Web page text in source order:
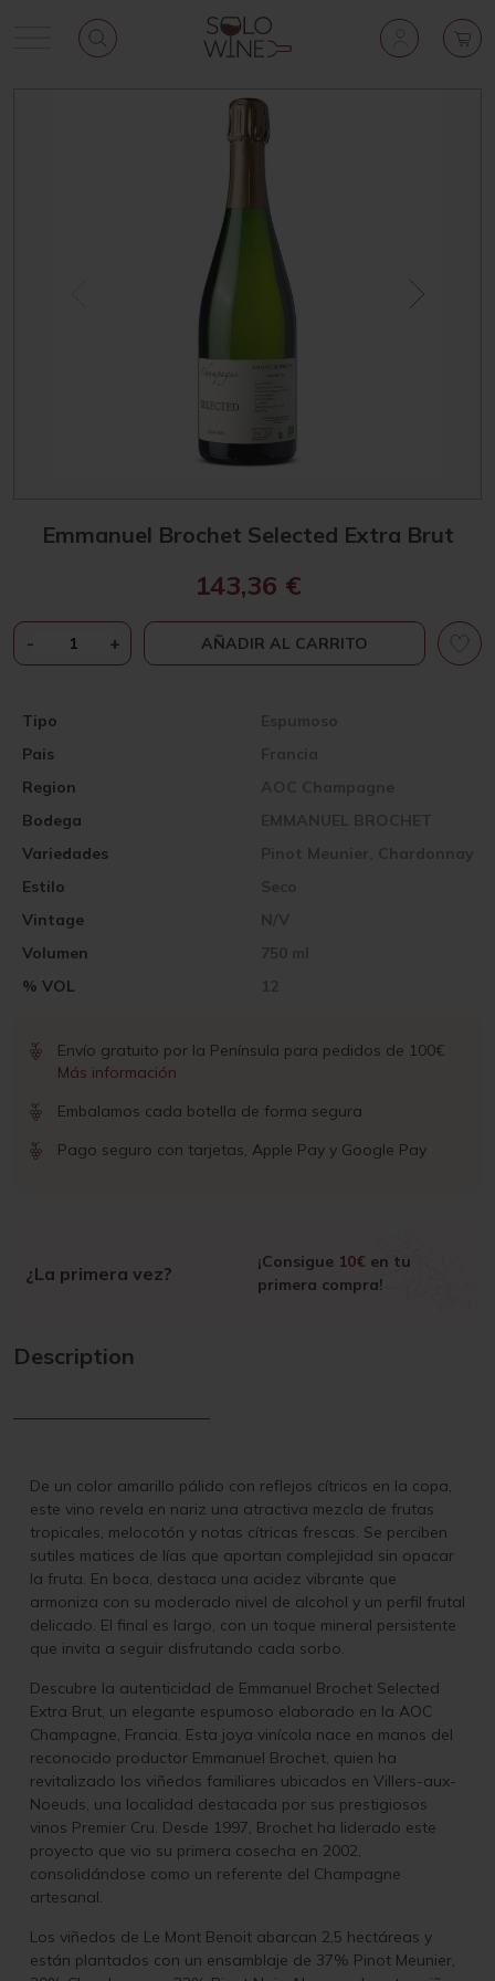
Emmanuel Brochet Selected Extra Brut
Pais Francia
Vintage N/V
Region AOC Champagne
Volumen 750 ml
Bodega EMMANUEL BROCHET
% VOL 12
Variedades Pinot Meunier, Chardonnay
Tipo Espumoso
Estilo Seco
143,36 €
-EMMANUEL
BROCHET
EXTRA
BRUT
CANTIDAD
+ AÑADIR AL CARRITO
Envío gratuito por la Península para pedidos de 100€
Más información
Embalamos cada botella de forma segura
Pago seguro con tarjetas, Apple Pay y Google Pay
¿La primera vez?
¡Consigue 10€ en tu
primera compra!
Description
De un color amarillo pálido con reflejos cítricos en la copa,
este vino revela en nariz una atractiva mezcla de frutas
tropicales, melocotón y notas cítricas frescas. Se perciben
sutiles matices de lías que aportan complejidad sin opacar
la fruta. En boca, destaca una acidez vibrante que
armoniza con su moderado nivel de alcohol y un perfil frutal
delicado. El final es largo, con un toque mineral persistente
que invita a seguir disfrutando cada sorbo.
Descubre la autenticidad de Emmanuel Brochet Selected
Extra Brut, un elegante espumoso elaborado en la AOC
Champagne, Francia. Esta joya vinícola nace en manos del
reconocido productor Emmanuel Brochet, quien ha
revitalizado los viñedos familiares ubicados en Villers-aux-
Noeuds, una localidad destacada por sus prestigiosos
vinos Premier Cru. Desde 1997, Brochet ha liderado este
proyecto que vio su primera cosecha en 2002,
consolidándose como un referente del Champagne
artesanal.
Los viñedos de Le Mont Benoit abarcan 2,5 hectáreas y
están plantados con un ensamblaje de 37% Pinot Meunier,